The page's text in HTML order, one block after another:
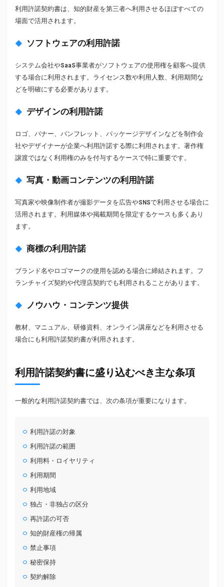
利用許諾契約書は、知的財産を第三者へ利用させるほぼすべての
場面で活用されます。
ソフトウェアの利用許諾
システム会社やSaaS事業者がソフトウェアの使用権を顧客へ提供
する場合に利用されます。ライセンス数や利用人数、利用期間な
どを明確にする必要があります。
デザインの利用許諾
ロゴ、バナー、パンフレット、パッケージデザインなどを制作会
社やデザイナーが企業へ利用許諾する際に利用されます。著作権
譲渡ではなく利用権のみを付与するケースで特に重要です。
写真・動画コンテンツの利用許諾
写真家や映像制作者が撮影データを広告やSNSで利用させる場合に
活用されます。利用媒体や掲載期間を限定するケースも多くあり
ます。
商標の利用許諾
ブランド名やロゴマークの使用を認める場合に締結されます。フ
ランチャイズ契約や代理店契約でも利用されることがあります。
ノウハウ・コンテンツ提供
教材、マニュアル、研修資料、オンライン講座などを利用させる
場合にも利用許諾契約書が利用されます。
利用許諾契約書に盛り込むべき主な条項
一般的な利用許諾契約書では、次の条項が重要になります。
利用許諾の対象
利用許諾の範囲
利用料・ロイヤリティ
利用期間
利用地域
独占・非独占の区分
再許諾の可否
知的財産権の帰属
禁止事項
秘密保持
契約解除